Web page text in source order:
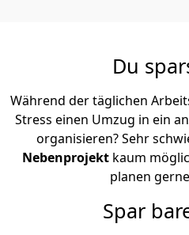
Du
Während der täglichen
Stress einen Umzug in ein
organisieren? Sehr
Nebenprojekt kaum
planen
Spar